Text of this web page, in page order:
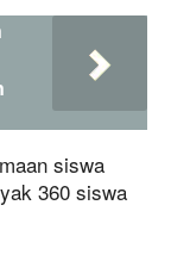
siswa
360 siswa